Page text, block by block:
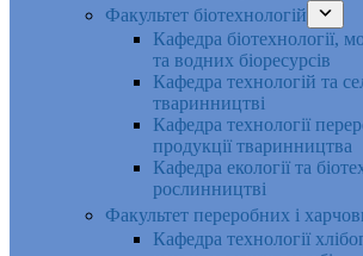
Факультет біотехнологій
Кафедра біотехнології,
та водних біоресурсів
Кафедра технологій та
тваринництві
Кафедра технології
продукції тваринництва
Кафедра екології та
рослинництві
Факультет переробних і
Кафедра технології